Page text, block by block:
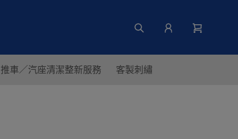
推車／汽座清潔整新服務 客製刺繡